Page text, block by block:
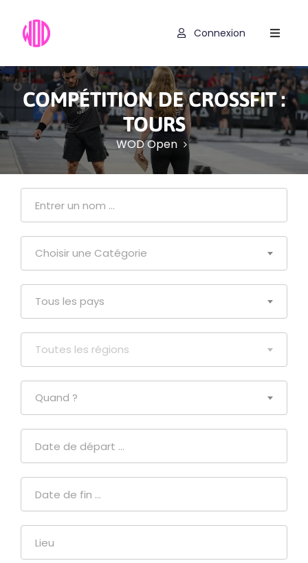
Hyrox
Programmes
WOD
Codes
Connexion
COMPÉTITION DE CROSSFIT :
TOURS
WOD Open
Choisir une Catégorie
Tous les pays
Toutes les régions
Quand ?